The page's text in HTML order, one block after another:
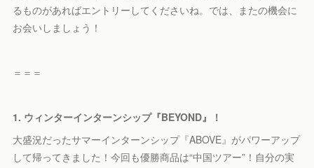
るものがあればエントリーしてくださいね。では、またの機会に
お会いしましょう！
＝＝＝
1. ウィンターインターンシップ『BEYOND』！
大盛況だったサマーインターンシップ『ABOVE』がパワーアップ
して帰ってきました！今回も優勝商品は“中国ツアー”！自分の実